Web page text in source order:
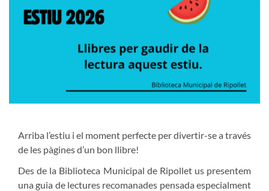
Arriba l’estiu i el moment perfecte per divertir-se a través
de les pàgines d’un bon llibre!
Des de la Biblioteca Municipal de Ripollet us presentem
una guia de lectures recomanades pensada especialment